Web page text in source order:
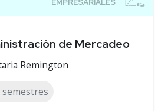
de Mercadeo
Remington
semestres